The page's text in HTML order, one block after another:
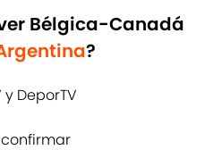
Bélgica-Canadá
?
y DeporTV